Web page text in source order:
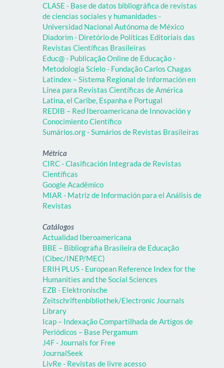
CLASE - Base de datos bibliográfica de revistas
de ciencias sociales y humanidades -
Universidad Nacional Autónoma de México
Diadorim - Diretório de Políticas Editoriais das
Revistas Científicas Brasileiras
Educ@ - Publicação Online de Educação -
Metodologia Scielo - Fundação Carlos Chagas
Latindex – Sistema Regional de Información en
Línea para Revistas Científicas de América
Latina, el Caribe, Espanha e Portugal
REDIB – Red Iberoamericana de Innovación y
Conocimiento Científico
Sumários.org - Sumários de Revistas Brasileiras
Métrica
CIRC - Clasificación Integrada de Revistas
Científicas
Google Acadêmico
MIAR - Matriz de Información para el Análisis de
Revistas
Catálogos
Actualidad Iberoamericana
BBE – Bibliografia Brasileira de Educação
(Cibec/INEP/MEC)
ERIH PLUS - European Reference Index for the
Humanities and the Social Sciences
EZB - Elektronische
Zeitschriftenbibliothek/Electronic Journals
Library
Icap – Indexação Compartilhada de Artigos de
Periódicos – Base Pergamum
J4F - Journals for Free
JournalSeek
LivRe - Revistas de livre acesso